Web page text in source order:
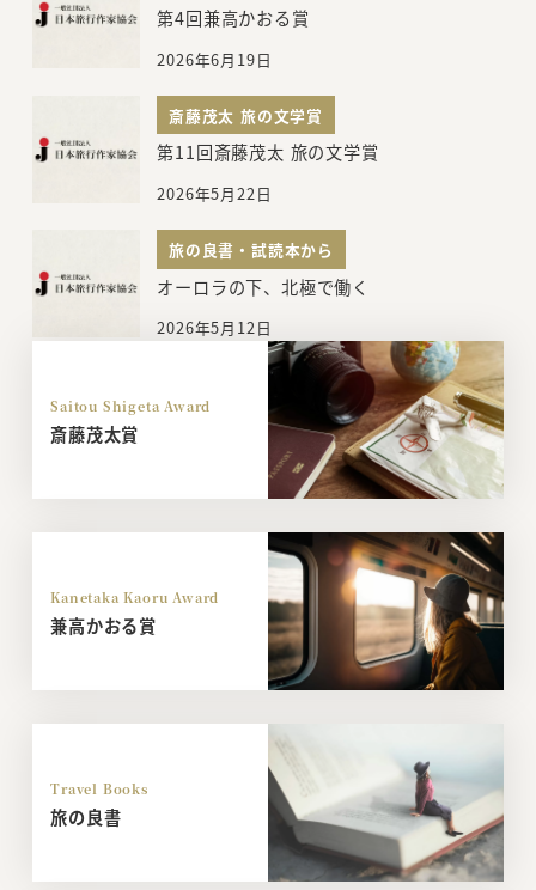
第4回兼高かおる賞
2026年6月19日
斎藤茂太 旅の文学賞
第11回斎藤茂太 旅の文学賞
2026年5月22日
旅の良書・試読本から
オーロラの下、北極で働く
2026年5月12日
Saitou Shigeta Award
斎藤茂太賞
Kanetaka Kaoru Award
兼高かおる賞
Travel Books
旅の良書